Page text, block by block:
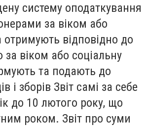
систему оподаткування
за віком або
отримують відповідно до
за віком або соціальну
та подають до
і зборів Звіт самі за себе
до 10 лютого року, що
роком. Звіт про суми